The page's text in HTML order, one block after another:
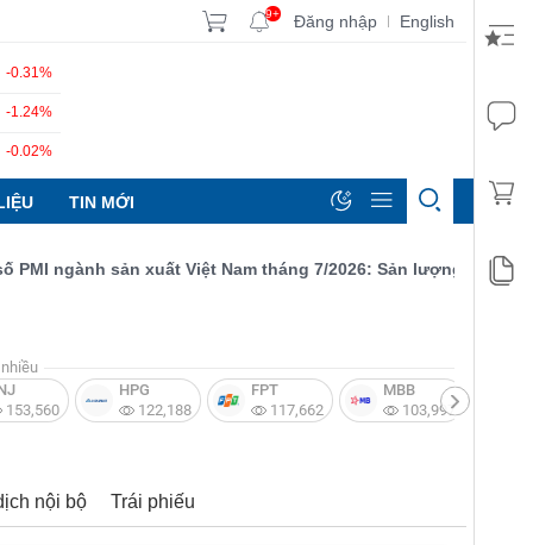
9+ Đăng nhập | English
-0.31%
-1.24%
-0.02%
TIN MỚI
ngành sản xuất Việt Nam tháng 7/2026: Sản lượng, số lượng
153,560
HPG
122,188
FPT
117,662
MBB
103,997
nội bộ Trái phiếu